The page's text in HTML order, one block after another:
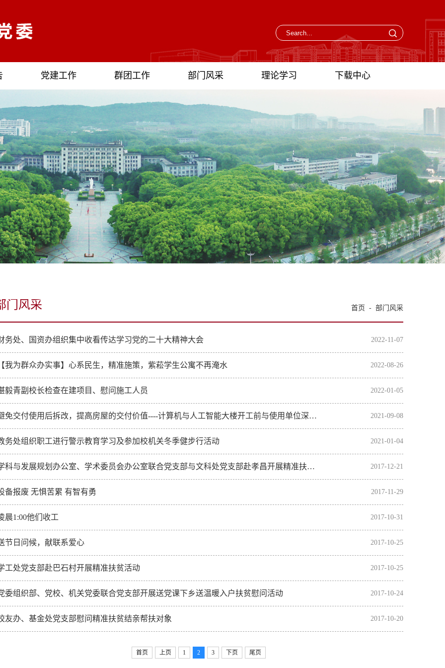
党建工作 群团工作 部门风采 理论学习 下载中心
门风采 首页 - 部门风采
务处、国资办组织集中收看传达学习党的二十大精神大会 2022-11-07
我为群众办实事】心系民生，精准施策，紫菘学生公寓不再淹水 2022-08-26
毅青副校长检查在建项目、慰问施工人员 2022-01-05
避免交付使用后拆改，提高房屋的交付价值----计算机与人工智能大楼开工前与使用单位深度沟通会议召开 2021-09-08
务处组织职工进行警示教育学习及参加校机关冬季健步行活动 2021-01-04
学科与发展规划办公室、学术委员会办公室联合党支部与文科处党支部赴孝昌开展精准扶贫主题党日活动 2017-12-21
备报废 无惧苦累 有智有勇 2017-11-29
晨1:00他们收工 2017-10-31
节日问候，献联系爱心 2017-10-25
工处党支部赴巴石村开展精准扶贫活动 2017-10-25
委组织部、党校、机关党委联合党支部开展送党课下乡送温暖入户扶贫慰问活动 2017-10-24
友办、基金处党支部慰问精准扶贫结亲帮扶对象 2017-10-20
首页 上页 1 2 3 下页 尾页